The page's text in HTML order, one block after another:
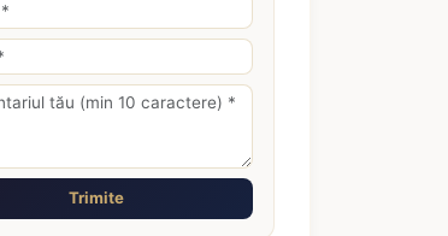
Trimite